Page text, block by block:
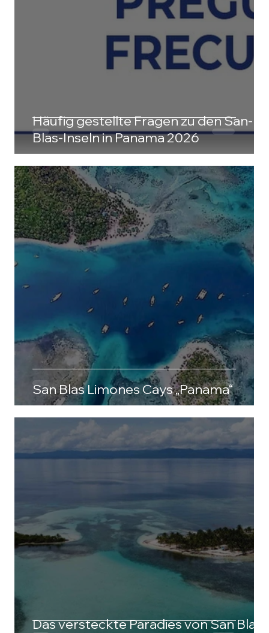
Häufig gestellte Fragen zu den San-
Blas-Inseln in Panama 2026
San Blas Limones Cays „Panama“
Das versteckte Paradies von San Blas